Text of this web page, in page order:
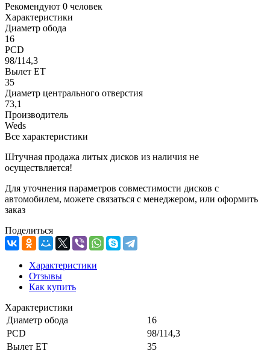
Рекомендуют 0 человек
Характеристики
Диаметр обода
16
PCD
98/114,3
Вылет ET
35
Диаметр центрального отверстия
73,1
Производитель
Weds
Все характеристики
Штучная продажа литых дисков из наличия не
осуществляется!
Для уточнения параметров совместимости дисков с
автомобилем, можете связаться с менеджером, или оформить
заказ
Поделиться
Характеристики
Отзывы
Как купить
Характеристики
Диаметр обода
16
PCD
98/114,3
Вылет ET
35